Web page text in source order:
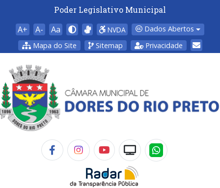
Poder Legislativo Municipal
A+ A- Aa NVDA
Dados Abertos
Mapa do Site
Sitemap Privacidade